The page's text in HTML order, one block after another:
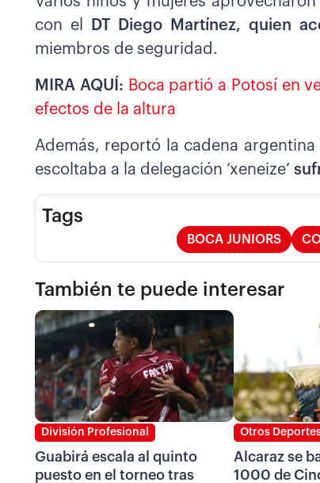
con el
DT Diego Martínez, quien
miembros de seguridad.
MIRA AQUÍ: Boca partió a Potosí en
efectos de la altura
Además, reportó la cadena
escoltaba a la delegación ‘xeneize’
Tags
BOCA JUNIORS
También te puede interesar
División Profesional
Guabirá escala al quinto
puesto en el torneo tras
Otros
Alcaraz se
1000 de